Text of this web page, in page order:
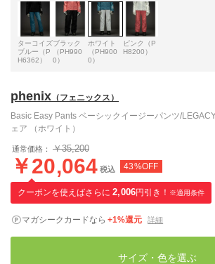
ターコイズ
ブルー（P
H6362）
ブラック
（PH990
0）
ホワイト
（PH900
0）
ピンク（P
H8200）
phenix （フェニックス）
Basic Easy Pants ベーシックイージーパンツ/
ェア （ホワイト）
通常価格： ￥35,200
￥20,064 税込 43%OFF
クーポンを使えばさらに 2,006円引き！ ※適用条件
マガシークカードなら +1%還元 詳細
サイズ・色を選ぶ